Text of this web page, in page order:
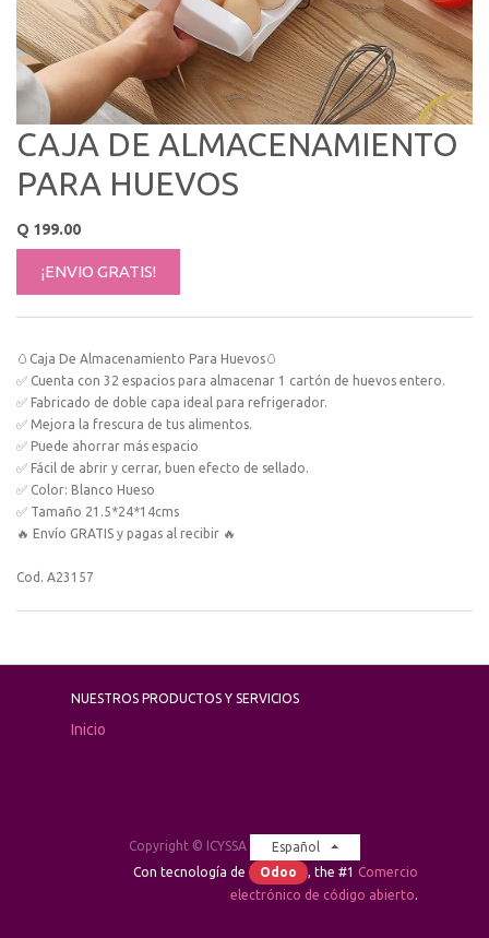
CAJA DE ALMACENAMIENTO
PARA HUEVOS
Q 199.00
¡ENVIO GRATIS!
🥚Caja De Almacenamiento Para Huevos🥚
✅ Cuenta con 32 espacios para almacenar 1 cartón de huevos entero.
✅ Fabricado de doble capa ideal para refrigerador.
✅ Mejora la frescura de tus alimentos.
✅ Puede ahorrar más espacio
✅ Fácil de abrir y cerrar, buen efecto de sellado.
✅ Color: Blanco Hueso
✅ Tamaño 21.5*24*14cms
🔥 Envío GRATIS y pagas al recibir 🔥
Cod. A23157
NUESTROS PRODUCTOS Y SERVICIOS
Inicio
Copyright © ICYSSA
Español
Con tecnología de
Odoo , the #1 Comercio
electrónico de código abierto.